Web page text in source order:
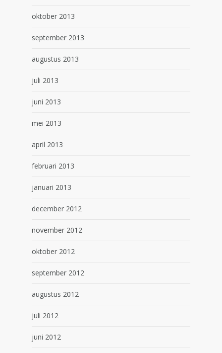
oktober 2013
september 2013
augustus 2013
juli 2013
juni 2013
mei 2013
april 2013
februari 2013
januari 2013
december 2012
november 2012
oktober 2012
september 2012
augustus 2012
juli 2012
juni 2012